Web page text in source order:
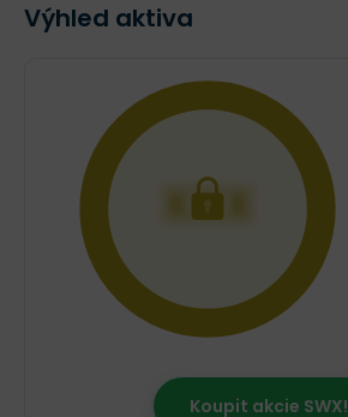
Výhled aktiva
XXX
Koupit akcie SWX!